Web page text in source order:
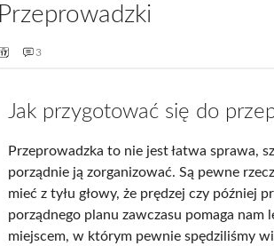
Przeprowadzki
3
Jak przygotować się do
Przeprowadzka to nie jest łatwa sprawa,
porządnie ją zorganizować. Są pewne
mieć z tyłu głowy, że prędzej czy później
porządnego planu zawczasu pomaga nam
miejscem, w którym pewnie spędziliśmy